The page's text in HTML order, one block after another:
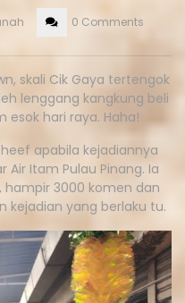
0 Comments
skali Cik Gaya tertengok
lenggang kangkung beli
hari raya. Haha!
apabila kejadiannya
Air Itam Pulau Pinang. Ia
3000 komen dan
kejadian yang berlaku tu.